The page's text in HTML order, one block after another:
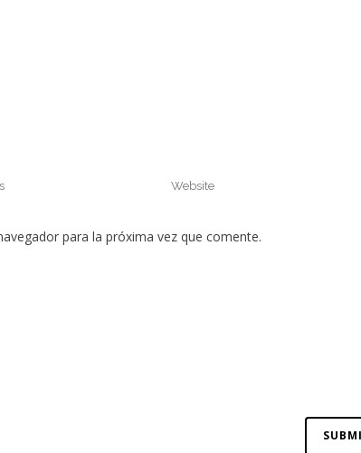
para la próxima vez que comente.